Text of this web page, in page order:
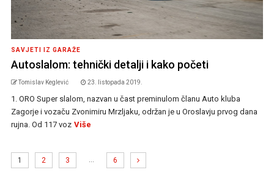
SAVJETI IZ GARAŽE
Autoslalom: tehnički detalji i kako početi
Tomislav Keglević 23. listopada 2019.
1. ORO Super slalom, nazvan u čast preminulom članu Auto kluba
Zagorje i vozaču Zvonimiru Mrzljaku, održan je u Oroslavju prvog dana
rujna. Od 117 voz Više
1 2 3 … 6